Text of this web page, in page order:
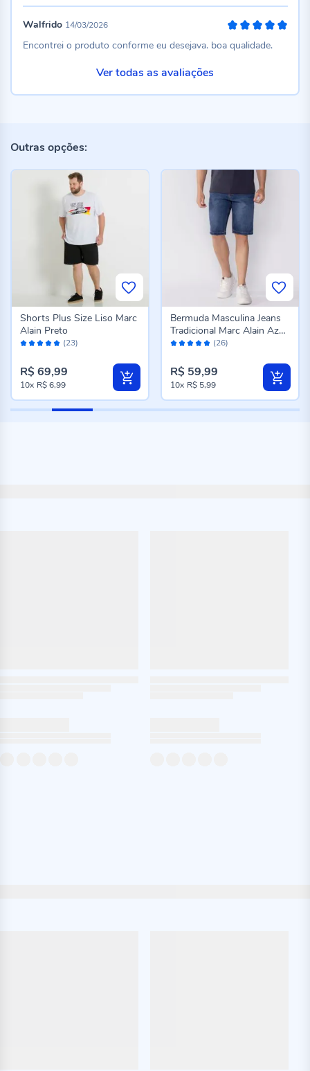
Walfrido 14/03/2026
Encontrei o produto conforme eu desejava. boa qualidade.
Ver todas as avaliações
Outras opções:
Avaliação: (23)
Shorts Plus Size Liso Marc
Alain Preto
R$ 69,99
10x R$ 6,99
Avaliação: (26)
Bermuda Masculina Jeans
Tradicional Marc Alain Azul
Escuro
R$ 59,99
10x R$ 5,99